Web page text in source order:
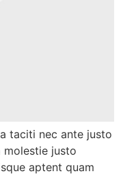
taciti nec ante justo
molestie justo
aptent quam